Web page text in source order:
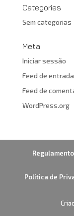
Categories
Sem categorias
Meta
Iniciar sessão
Feed de
Feed de
WordPress.org
Política de